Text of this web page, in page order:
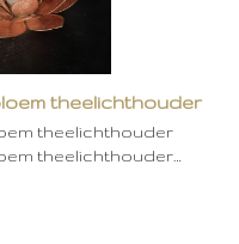
theelichthouder
theelichthouder
theelichthouder…